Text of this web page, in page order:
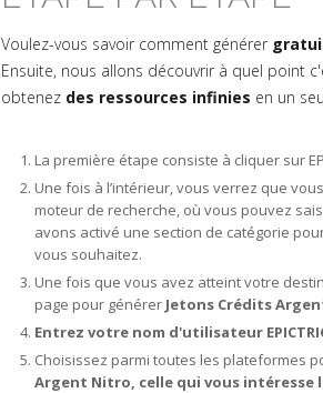
Voulez-vous savoir comment générer
Ensuite, nous allons découvrir à quel point
obtenez des ressources infinies en un
La première étape consiste à cliquer sur
Une fois à l’intérieur, vous verrez que
moteur de recherche, où vous pouvez
avons activé une section de catégorie
vous souhaitez.
Une fois que vous avez atteint votre
page pour générer Jetons Crédits
Entrez votre nom d'utilisateur
Choisissez parmi toutes les plateformes
Argent Nitro, celle qui vous intéresse